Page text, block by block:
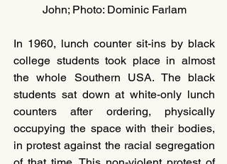
John; Photo: Dominic Farlam
In 1960, lunch counter sit-ins by black
college students took place in almost
the whole Southern USA. The black
students sat down at white-only lunch
counters after ordering, physically
occupying the space with their bodies,
in protest against the racial segregation